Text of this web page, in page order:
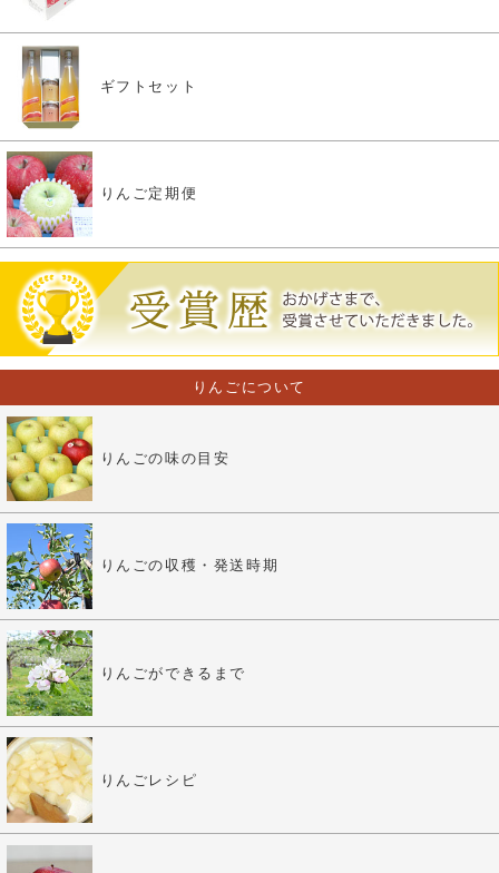
ギフトセット
りんご定期便
りんごについて
りんごの味の目安
りんごの収穫・発送時期
りんごができるまで
りんごレシピ